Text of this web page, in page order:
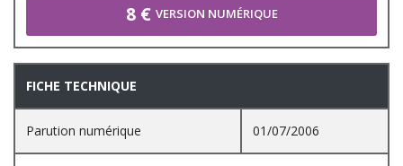
8 € VERSION NUMÉRIQUE
FICHE TECHNIQUE
Parution numérique 01/07/2006